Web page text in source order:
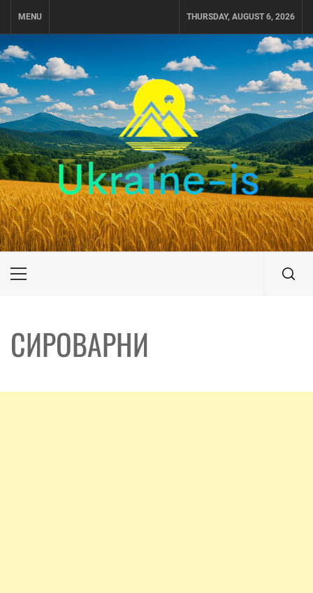
MENU THURSDAY, AUGUST 6, 2026
UKRAINE-IS
ПУТЕШЕСТВИЕ ПО УКРАИНЕ
Primary
СИРОВАРНИ